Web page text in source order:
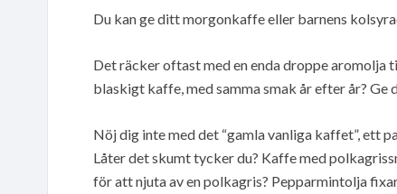
Du kan ge ditt morgonkaffe eller barnens
Det räcker oftast med en enda droppe aromolja
blaskigt kaffe, med samma smak år efter år? Ge
Nöj dig inte med det “gamla vanliga kaffet”, ett
Låter det skumt tycker du? Kaffe med
för att njuta av en polkagris? Pepparmintolja